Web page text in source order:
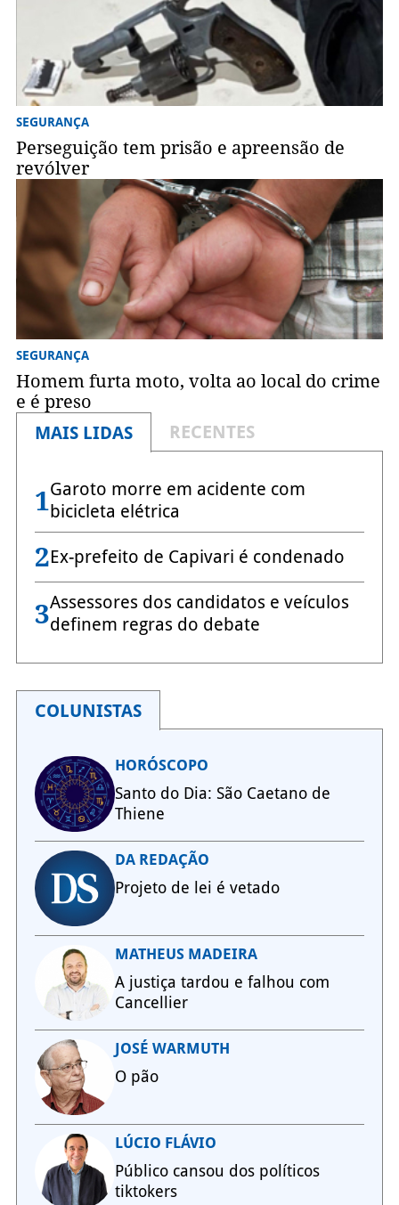
SEGURANÇA
Perseguição tem prisão e apreensão de
revólver
SEGURANÇA
Homem furta moto, volta ao local do crime
e é preso
MAIS LIDAS
RECENTES
1Garoto morre em acidente com
bicicleta elétrica
2Ex-prefeito de Capivari é condenado
3Assessores dos candidatos e veículos
definem regras do debate
COLUNISTAS
HORÓSCOPO
Santo do Dia: São Caetano de
Thiene
DA REDAÇÃO
Projeto de lei é vetado
MATHEUS MADEIRA
A justiça tardou e falhou com
Cancellier
JOSÉ WARMUTH
O pão
LÚCIO FLÁVIO
Público cansou dos políticos
tiktokers